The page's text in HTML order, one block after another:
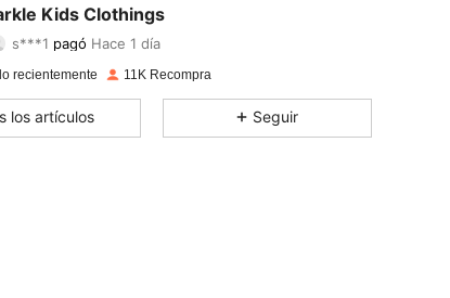
Kids Clothings
69
pagó Hace 1 día
f***6 seguidoHace 1 día
recientemente 11K Recompra
los artículos Seguir